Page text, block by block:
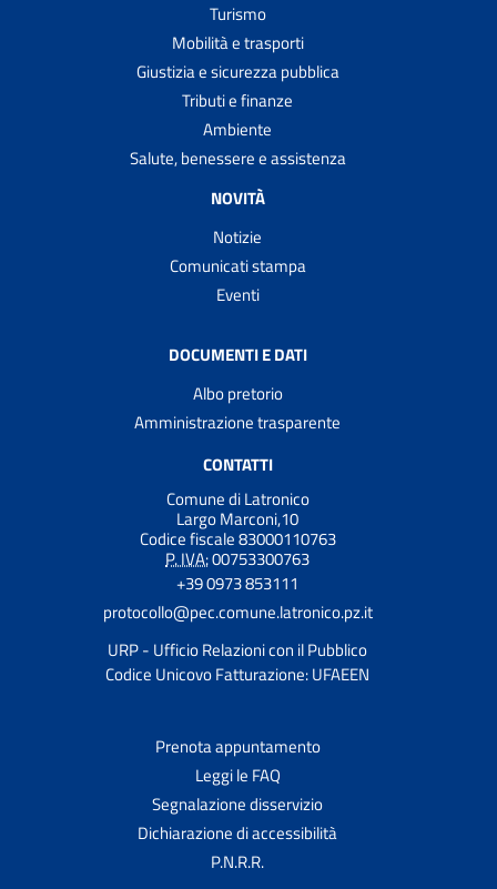
Turismo
Mobilità e trasporti
Giustizia e sicurezza pubblica
Tributi e finanze
Ambiente
Salute, benessere e assistenza
NOVITÀ
Notizie
Comunicati stampa
Eventi
DOCUMENTI E DATI
Albo pretorio
Amministrazione trasparente
CONTATTI
Comune di Latronico
Largo Marconi,10
Codice fiscale 83000110763
P. IVA:00753300763
+39 0973 853111
protocollo@pec.comune.latronico.pz.it
URP - Ufficio Relazioni con il Pubblico
Codice Unicovo Fatturazione: UFAEEN
Prenota appuntamento
Leggi le FAQ
Segnalazione disservizio
Dichiarazione di accessibilità
P.N.R.R.